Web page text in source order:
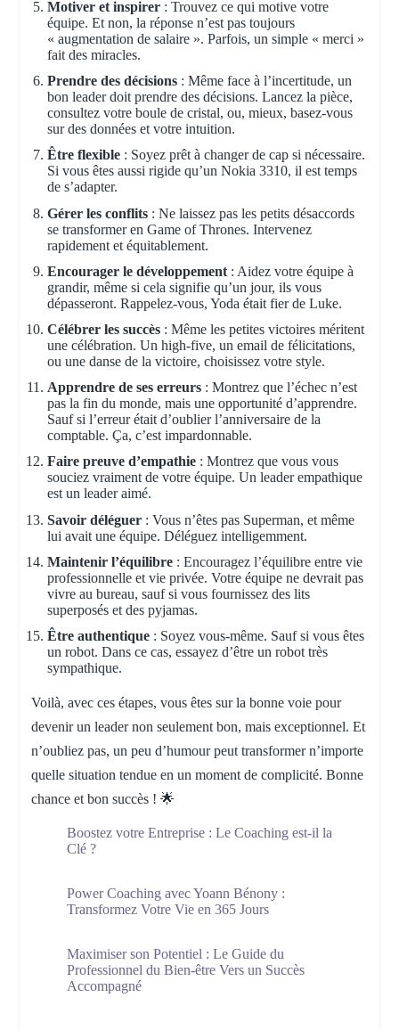
Motiver et inspirer: Trouvez ce qui motive votre
équipe. Et non, la réponse n’est pas toujours
« augmentation de salaire ». Parfois, un simple « merci »
fait des miracles.
Prendre des décisions: Même face à l’incertitude, un
bon leader doit prendre des décisions. Lancez la pièce,
consultez votre boule de cristal, ou, mieux, basez-vous
sur des données et votre intuition.
Être flexible: Soyez prêt à changer de cap si nécessaire.
Si vous êtes aussi rigide qu’un Nokia 3310, il est temps
de s’adapter.
Gérer les conflits: Ne laissez pas les petits désaccords
se transformer en Game of Thrones. Intervenez
rapidement et équitablement.
Encourager le développement: Aidez votre équipe à
grandir, même si cela signifie qu’un jour, ils vous
dépasseront. Rappelez-vous, Yoda était fier de Luke.
Célébrer les succès: Même les petites victoires méritent
une célébration. Un high-five, un email de félicitations,
ou une danse de la victoire, choisissez votre style.
Apprendre de ses erreurs: Montrez que l’échec n’est
pas la fin du monde, mais une opportunité d’apprendre.
Sauf si l’erreur était d’oublier l’anniversaire de la
comptable. Ça, c’est impardonnable.
Faire preuve d’empathie: Montrez que vous vous
souciez vraiment de votre équipe. Un leader empathique
est un leader aimé.
Savoir déléguer: Vous n’êtes pas Superman, et même
lui avait une équipe. Déléguez intelligemment.
Maintenir l’équilibre: Encouragez l’équilibre entre vie
professionnelle et vie privée. Votre équipe ne devrait pas
vivre au bureau, sauf si vous fournissez des lits
superposés et des pyjamas.
Être authentique: Soyez vous-même. Sauf si vous êtes
un robot. Dans ce cas, essayez d’être un robot très
sympathique.
Voilà, avec ces étapes, vous êtes sur la bonne voie pour
devenir un leader non seulement bon, mais exceptionnel. Et
n’oubliez pas, un peu d’humour peut transformer n’importe
quelle situation tendue en un moment de complicité. Bonne
chance et bon succès ! 🌟
Boostez votre Entreprise : Le Coaching est-il la
Clé ?
Power Coaching avec Yoann Bénony :
Transformez Votre Vie en 365 Jours
Maximiser son Potentiel : Le Guide du
Professionnel du Bien-être Vers un Succès
Accompagné